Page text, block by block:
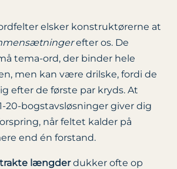
elsker konstruktørerne at
efter os. De
tema-ord, der binder hele
men kan være drilske, fordi de
efter de første par kryds. At
20-bogstavsløsninger giver dig
når feltet kalder på
end én forstand.
længderdukker ofte op